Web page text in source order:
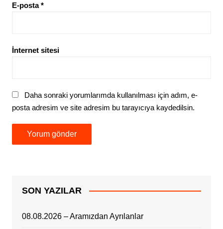
E-posta*
İnternet sitesi
Daha sonraki yorumlarımda kullanılması için adım, e-
posta adresim ve site adresim bu tarayıcıya kaydedilsin.
SON YAZILAR
08.08.2026 – Aramızdan Ayrılanlar